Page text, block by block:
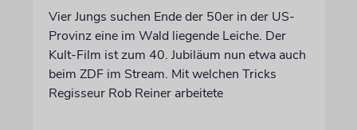
Vier Jungs suchen Ende der 50er in der US-
Provinz eine im Wald liegende Leiche. Der
Kult-Film ist zum 40. Jubiläum nun etwa auch
beim ZDF im Stream. Mit welchen Tricks
Regisseur Rob Reiner arbeitete